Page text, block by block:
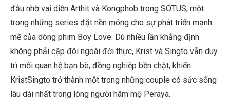
đầu nhờ vai diễn Arthit và Kongphob trong SOTUS, một
trong những series đặt nền móng cho sự phát triển mạnh
mẽ của dòng phim Boy Love. Dù nhiều lần khẳng định
không phải cặp đôi ngoài đời thực, Krist và Singto vẫn duy
trì mối quan hệ bạn bè, đồng nghiệp bền chặt, khiến
KristSingto trở thành một trong những couple có sức sống
lâu dài nhất trong lòng người hâm mộ Peraya.